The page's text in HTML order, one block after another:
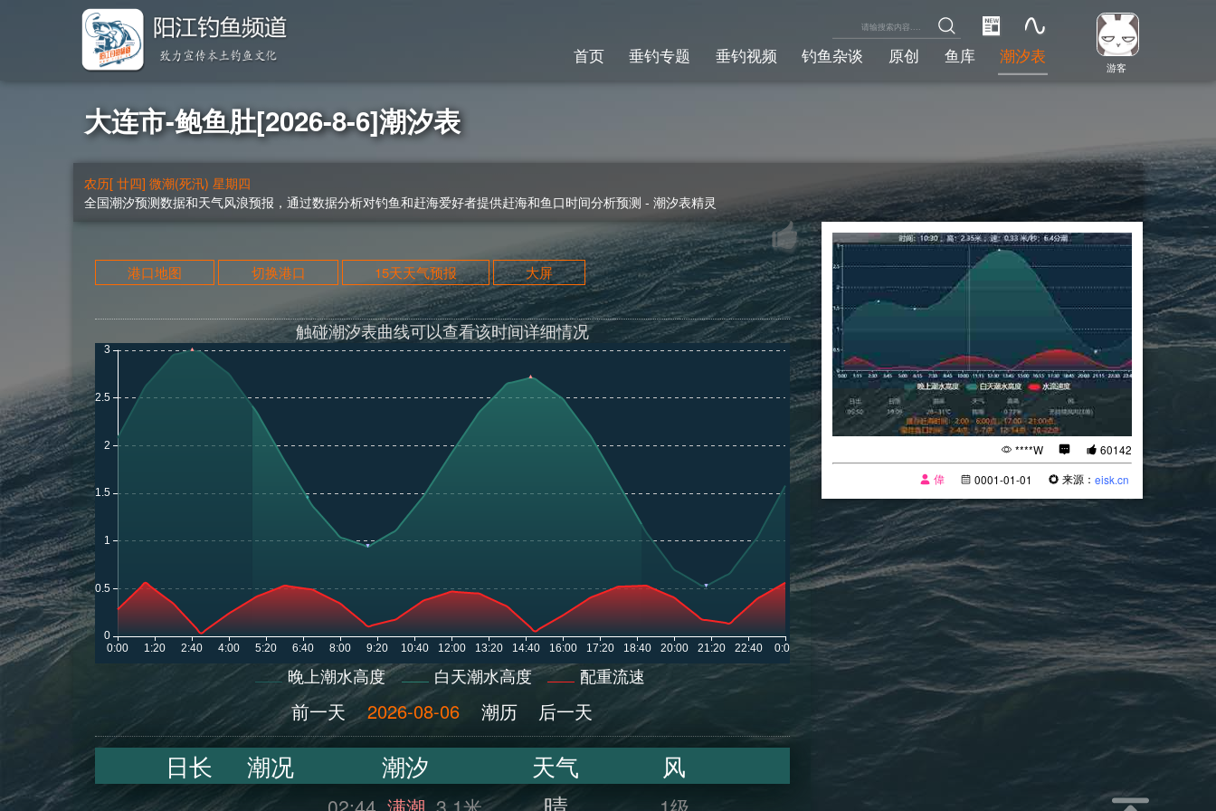
游客
首页 垂钓专题 垂钓视频 钓鱼杂谈 原创 鱼库 潮汐表
大连市-鲍鱼肚[2026-8-6]潮汐表
农历[ 廿四] 微潮(死汛) 星期四
全国潮汐预测数据和天气风浪预报，通过数据分析对钓鱼和赶海爱好者提供赶海和鱼口时间分析预测 - 潮汐表精灵
港口地图 切换港口 15天天气预报 大屏
触碰潮汐表曲线可以查看该时间详细情况
晚上潮水高度 白天潮水高度 配重流速
前一天 2026-08-06 潮历 后一天
日长 潮况 潮汐 天气 风
****W
60142
偉
0001-01-01 来源：eisk.cn